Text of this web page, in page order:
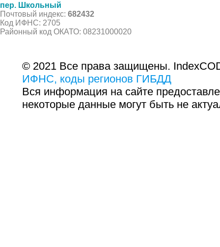
пер. Школьный
Почтовый индекс: 682432
Код ИФНС: 2705
Районный код ОКАТО: 08231000020
© 2021 Все права защищены.
ИФНС, коды регионов ГИБДД
Вся информация на сайте
некоторые данные могут быть не